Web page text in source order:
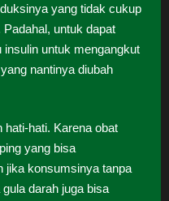
yang tidak cukup
untuk dapat
insulin untuk mengangkut
nantinya diubah
hati-hati. Karena obat
yang bisa
jika konsumsinya tanpa
darah juga bisa